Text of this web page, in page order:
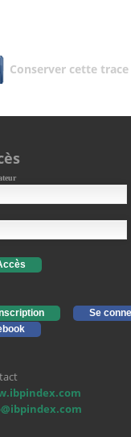
Conserver cette
Se